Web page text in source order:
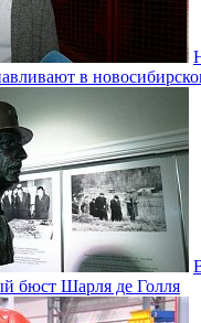
в
бюст Шарля де Голля